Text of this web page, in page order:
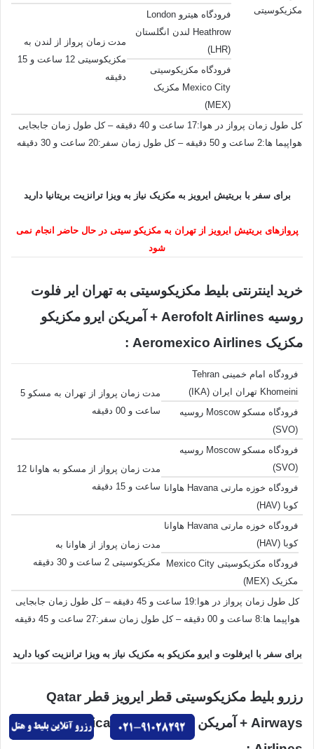
فرودگاه هیترو London
Heathrow لندن انگلستان
(LHR)
مدت زمان پرواز از لندن به
مکزیکوسیتی 12 ساعت و 15
دقیقه
فرودگاه مکزیکوسیتی
Mexico City مکزیک
(MEX)
کل طول زمان پرواز در هوا:17 ساعت و 40 دقیقه – کل طول زمان جابجایی
هواپیما ها:2 ساعت و 50 دقیقه – کل طول زمان سفر:20 ساعت و 30 دقیقه
برای سفر با بریتیش ایرویز به مکزیک نیاز به ویزا ترانزیت بریتانیا دارید
پروازهای بریتیش ایرویز از تهران به مکزیکو سیتی در حال حاضر انجام نمی
شود
خرید اینترنتی بلیط مکزیکوسیتی به تهران ایر فلوت
روسیه Aerofolt Airlines + آمریکن ایرو مکزیکو
مکزیک Aeromexico Airlines :
فرودگاه امام خمینی Tehran
Khomeini تهران ایران (IKA)
مدت زمان پرواز از تهران به مسکو 5
ساعت و 00 دقیقه
فرودگاه مسکو Moscow روسیه
(SVO)
فرودگاه مسکو Moscow روسیه
(SVO)
مدت زمان پرواز از مسکو به هاوانا 12
ساعت و 15 دقیقه فرودگاه خوزه مارتی Havana هاوانا
کوبا (HAV)
فرودگاه خوزه مارتی Havana هاوانا
کوبا (HAV)
مدت زمان پرواز از هاوانا به
مکزیکوسیتی 2 ساعت و 30 دقیقه
فرودگاه مکزیکوسیتی Mexico City
مکزیک (MEX)
کل طول زمان پرواز در هوا:19 ساعت و 45 دقیقه – کل طول زمان جابجایی
هواپیما ها:8 ساعت و 00 دقیقه – کل طول زمان سفر:27 ساعت و 45 دقیقه
برای سفر با ایرفلوت و ایرو مکزیکو به مکزیک نیاز به ویزا ترانزیت کوبا دارید
رزرو بلیط مکزیکوسیتی قطر ایرویز قطر Qatar
Airways + آمریکن ایرلاین آمریکا American